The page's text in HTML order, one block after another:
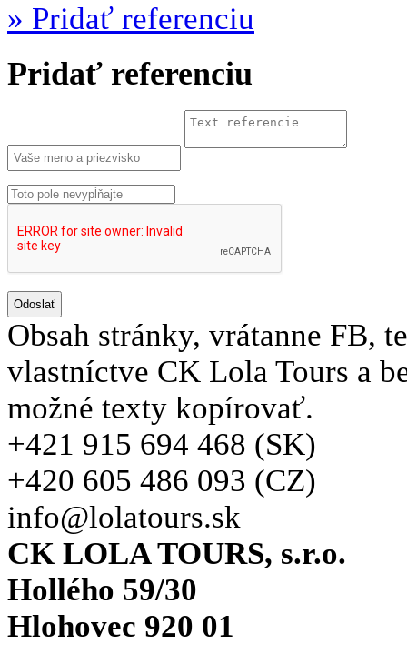
» Pridať referenciu
Pridať referenciu
Odoslať
Obsah stránky, vrátanne FB,
vlastníctve CK Lola Tours a
možné texty kopírovať.
+421 915 694 468 (SK)
+420 605 486 093 (CZ)
info@lolatours.sk
CK LOLA TOURS, s.r.o.
Hollého 59/30
Hlohovec 920 01